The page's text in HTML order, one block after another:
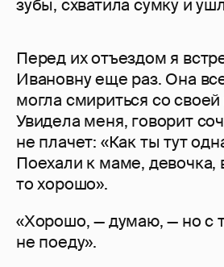
зубы, схватила сумку и
Перед их отъездом я
Ивановну еще раз. Она
могла смириться со
Увидела меня, говорит
не плачет: «Как ты тут
Поехали к маме, девочка,
то хорошо».
«Хорошо, — думаю, — но с
не поеду».